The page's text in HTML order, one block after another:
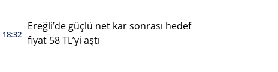
18:32
Ereğli’de güçlü net kar sonrası hedef
fiyat 58 TL’yi aştı